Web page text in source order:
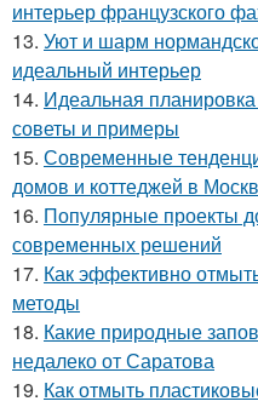
интерьер французского
13. Уют и шарм
идеальный интерьер
14. Идеальная
советы и примеры
15. Современные
домов и коттеджей в
16. Популярные проекты
современных решений
17. Как эффективно
методы
18. Какие природные
недалеко от Саратова
19. Как отмыть